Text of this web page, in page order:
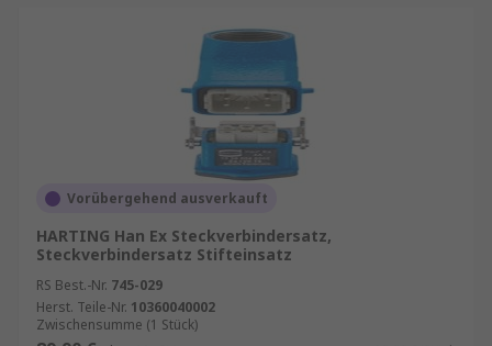
Vorübergehend ausverkauft
HARTING Han Ex Steckverbindersatz,
Steckverbindersatz Stifteinsatz
RS Best.-Nr. 745-029
Herst. Teile-Nr. 10360040002
Zwischensumme (1 Stück)